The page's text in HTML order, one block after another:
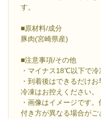
す。
■原材料/成分
豚肉(宮崎県産)
■注意事項/その他
・マイナス18℃以下で冷
・到着後はできるだけ
冷凍はお控えください。
・画像はイメージです
付き方が異なる場合が